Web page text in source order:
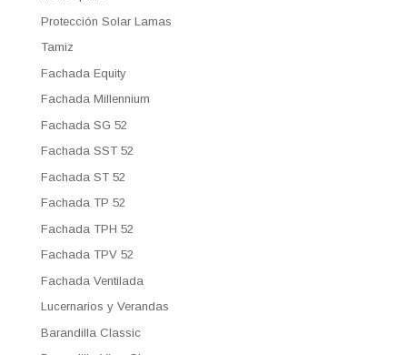
Protección Solar Lamas
Tamiz
Fachada Equity
Fachada Millennium
Fachada SG 52
Fachada SST 52
Fachada ST 52
Fachada TP 52
Fachada TPH 52
Fachada TPV 52
Fachada Ventilada
Lucernarios y Verandas
Barandilla Classic